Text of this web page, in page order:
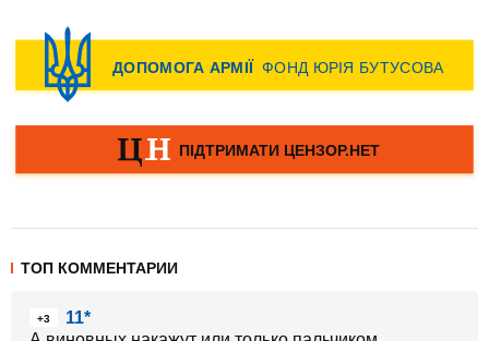
ТОП КОММЕНТАРИИ
+3
11*